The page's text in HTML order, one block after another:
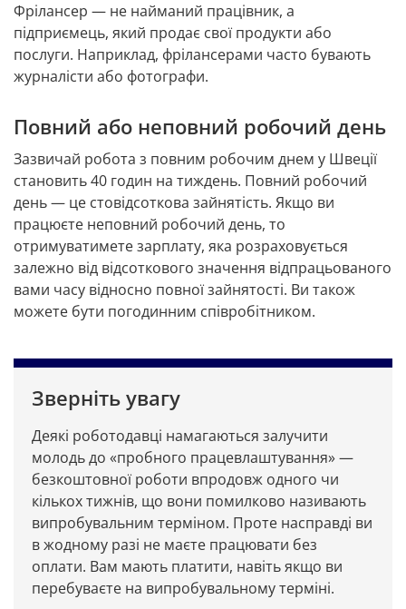
Фрілансер — не найманий працівник, а
підприємець, який продає свої продукти або
послуги. Наприклад, фрілансерами часто бувають
журналісти або фотографи.
Повний або неповний робочий день
Зазвичай робота з повним робочим днем у Швеції
становить 40 годин на тиждень. Повний робочий
день — це стовідсоткова зайнятість. Якщо ви
працюєте неповний робочий день, то
отримуватимете зарплату, яка розраховується
залежно від відсоткового значення відпрацьованого
вами часу відносно повної зайнятості. Ви також
можете бути погодинним співробітником.
Зверніть увагу
Деякі роботодавці намагаються залучити
молодь до «пробного працевлаштування» —
безкоштовної роботи впродовж одного чи
кількох тижнів, що вони помилково називають
випробувальним терміном. Проте насправді ви
в жодному разі не маєте працювати без
оплати. Вам мають платити, навіть якщо ви
перебуваєте на випробувальному терміні.